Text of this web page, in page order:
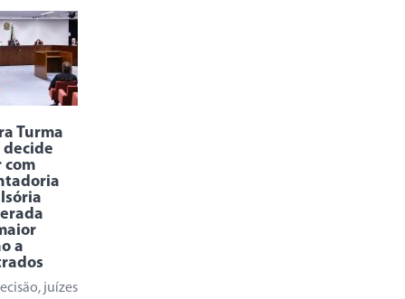
Turma
decide
com
a
juízes